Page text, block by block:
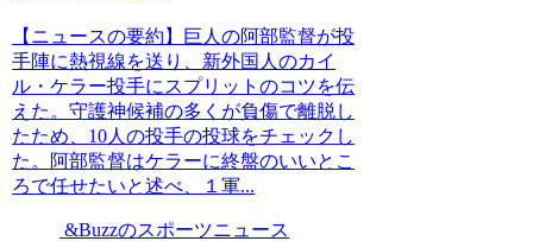
【ニュースの要約】巨人の阿部監督が投
手陣に熱視線を送り、新外国人のカイ
ル・ケラー投手にスプリットのコツを伝
えた。守護神候補の多くが負傷で離脱し
たため、10人の投手の投球をチェックし
た。阿部監督はケラーに終盤のいいとこ
ろで任せたいと述べ、１軍...
&Buzzのスポーツニュース